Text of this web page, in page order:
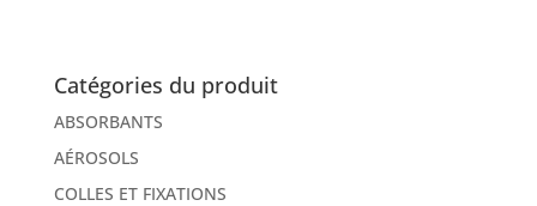
Catégories du produit
ABSORBANTS
AÉROSOLS
COLLES ET FIXATIONS